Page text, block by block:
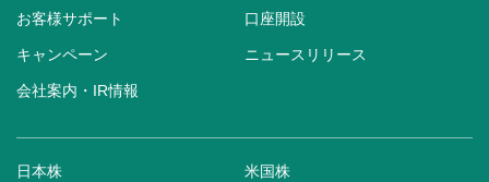
お客様サポート 口座開設
キャンペーン ニュースリリース
会社案内・IR情報
日本株 米国株